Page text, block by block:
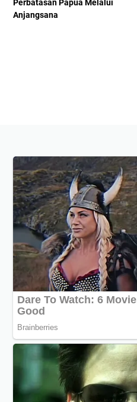
Perbatasan Papua Melalui
Anjangsana